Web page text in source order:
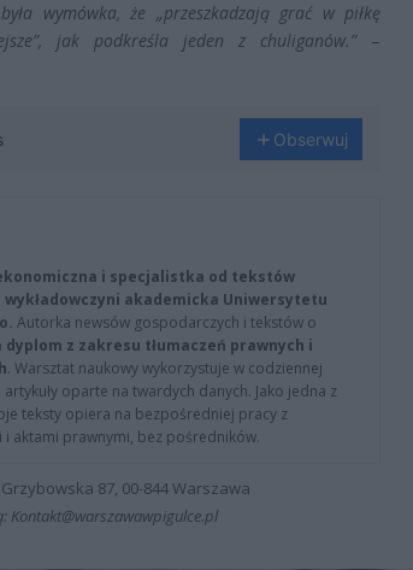
wymówka, że „przeszkadzają grać w piłkę
jak podkreśla jeden z chuliganów.”–
Obserwuj
i specjalistka od tekstów
wykładowczyni akademicka Uniwersytetu
Autorka newsów gospodarczych i tekstów o
dyplom z zakresu tłumaczeń prawnych i
. Warsztat naukowy wykorzystuje w codziennej
oparte na twardych danych. Jako jedna z
teksty opiera na bezpośredniej pracy z
aktami prawnymi, bez pośredników.
87, 00-844 Warszawa
Kontakt@warszawawpigulce.pl